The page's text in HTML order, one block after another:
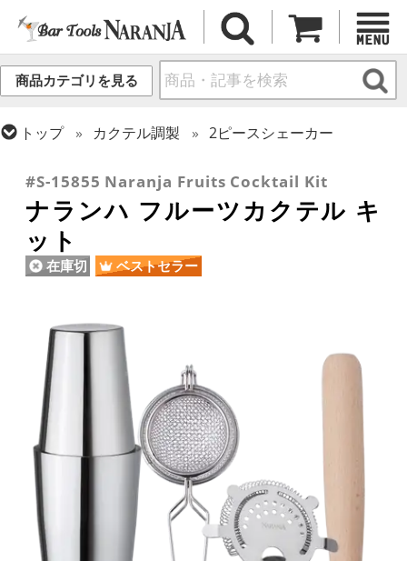
商品カテゴリを見る
トップ カクテル調製
2ピースシェーカー
#S-15855 Naranja Fruits Cocktail Kit
ナランハ フルーツカクテル キ
ット
在庫切 ベストセラー